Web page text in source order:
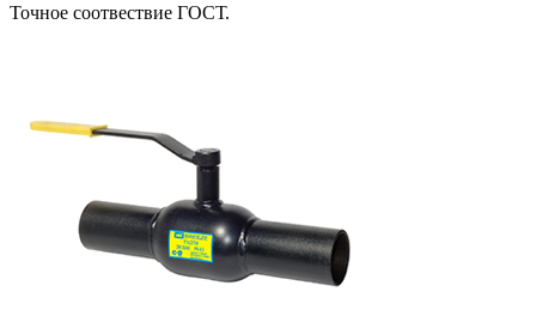
Точное соотвествие ГОСТ.